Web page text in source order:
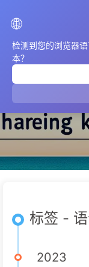
🌐
检测到您的浏览器
本？
标签 -
2023